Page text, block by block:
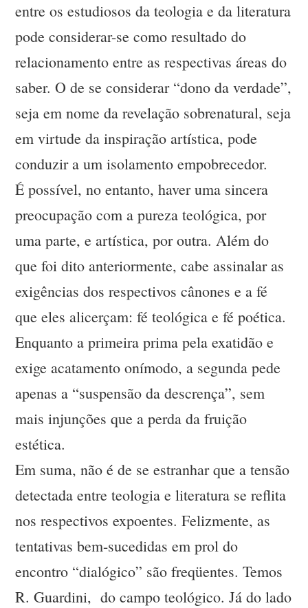
entre os estudiosos da teologia e da literatura
pode considerar-se como resultado do
relacionamento entre as respectivas áreas do
saber. O de se considerar “dono da verdade”,
seja em nome da revelação sobrenatural, seja
em virtude da inspiração artística, pode
conduzir a um isolamento empobrecedor.
É possível, no entanto, haver uma sincera
preocupação com a pureza teológica, por
uma parte, e artística, por outra. Além do
que foi dito anteriormente, cabe assinalar as
exigências dos respectivos cânones e a fé
que eles alicerçam: fé teológica e fé poética.
Enquanto a primeira prima pela exatidão e
exige acatamento onímodo, a segunda pede
apenas a “suspensão da descrença”, sem
mais injunções que a perda da fruição
estética.
Em suma, não é de se estranhar que a tensão
detectada entre teologia e literatura se reflita
nos respectivos expoentes. Felizmente, as
tentativas bem-sucedidas em prol do
encontro “dialógico” são freqüentes. Temos
R. Guardini, do campo teológico. Já do lado